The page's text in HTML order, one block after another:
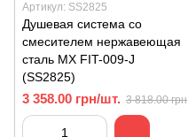
Артикул: SS2825
Душевая система со
смесителем нержавеющая
сталь MX FIT-009-J
(SS2825)
3 358.00 грн/шт. 3 818.00 грн